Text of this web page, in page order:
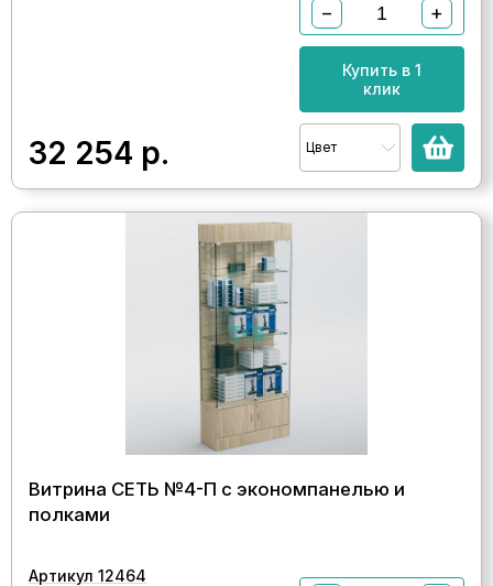
32 254 р.
− +
Купить в 1
клик
Цвет
Витрина СЕТЬ №4-П с экономпанелью и
полками
Артикул 12464